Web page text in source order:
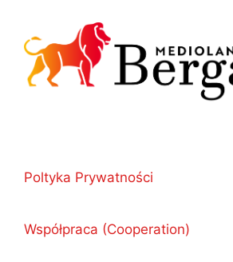
Poltyka Prywatności
Współpraca (Cooperation)